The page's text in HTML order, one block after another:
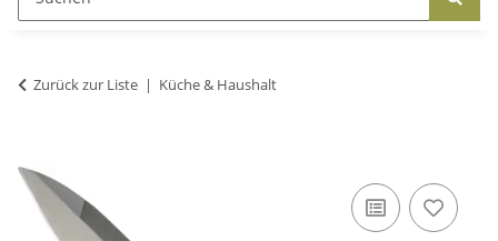
Zurück zur Liste Küche & Haushalt